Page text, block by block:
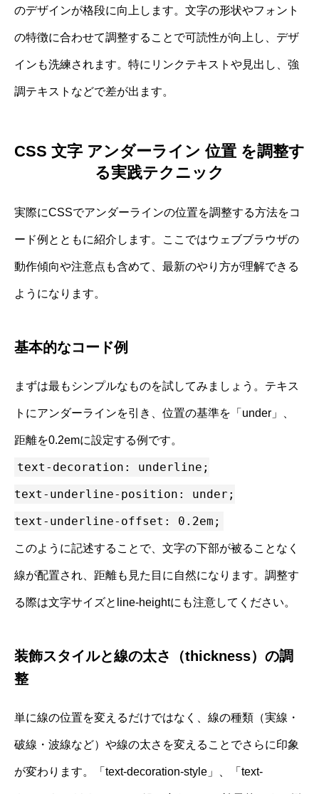
のデザインが格段に向上します。文字の形状やフォント
の特徴に合わせて調整することで可読性が向上し、デザ
インも洗練されます。特にリンクテキストや見出し、強
調テキストなどで差が出ます。
CSS 文字 アンダーライン 位置 を調整す
る実践テクニック
実際にCSSでアンダーラインの位置を調整する方法をコ
ード例とともに紹介します。ここではウェブブラウザの
動作傾向や注意点も含めて、最新のやり方が理解できる
ようになります。
基本的なコード例
まずは最もシンプルなものを試してみましょう。テキス
トにアンダーラインを引き、位置の基準を「under」、
距離を0.2emに設定する例です。
text-decoration: underline;
text-underline-position: under;
text-underline-offset: 0.2em;
このように記述することで、文字の下部が被ることなく
線が配置され、距離も見た目に自然になります。調整す
る際は文字サイズとline-heightにも注意してください。
装飾スタイルと線の太さ（thickness）の調
整
単に線の位置を変えるだけではなく、線の種類（実線・
破線・波線など）や線の太さを変えることでさらに印象
が変わります。「text-decoration-style」、「text-